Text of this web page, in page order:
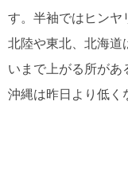
す。半袖ではヒンヤ
北陸や東北、北海
いまで上がる所があ
沖縄は昨日より低く